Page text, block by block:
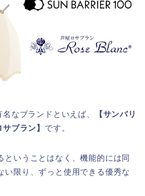
なブランドといえば、
【サンバリ
サブラン】 です。
ということはなく、機能的には同
い限り、ずっと使用できる優秀な